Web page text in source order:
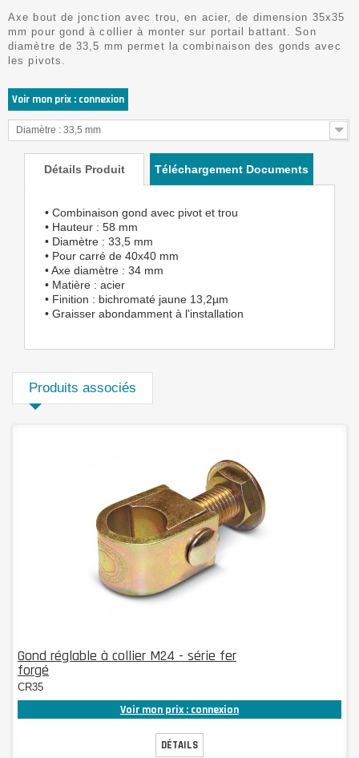
Axe bout de jonction avec trou, en acier, de dimension 35x35
mm pour gond à collier à monter sur portail battant. Son
diamètre de 33,5 mm permet la combinaison des gonds avec
les pivots.
Voir mon prix : connexion
Diamètre : 33,5 mm
Détails Produit Téléchargement Documents
• Combinaison gond avec pivot et trou
• Hauteur : 58 mm
• Diamètre : 33,5 mm
• Pour carré de 40x40 mm
• Axe diamètre : 34 mm
• Matière : acier
• Finition : bichromaté jaune 13,2µm
• Graisser abondamment à l'installation
Produits associés
Gond réglable à collier M24 - série fer
forgé
CR35
Voir mon prix : connexion
DÉTAILS